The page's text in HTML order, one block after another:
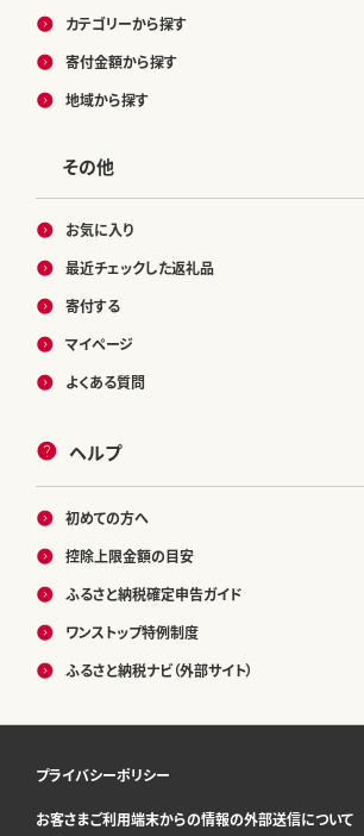
カテゴリーから探す
寄付金額から探す
地域から探す
その他
お気に入り
最近チェックした返礼品
寄付する
マイページ
よくある質問
ヘルプ
初めての方へ
控除上限金額の目安
ふるさと納税確定申告ガイド
ワンストップ特例制度
ふるさと納税ナビ（外部サイト）
プライバシーポリシー
お客さまご利用端末からの情報の外部送信について